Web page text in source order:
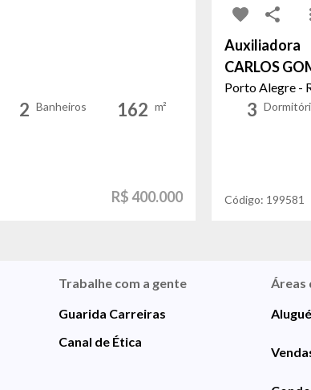
2 Banheiros 162 m²
R$ 400.000
Auxiliadora
CARLOS
Porto Alegre -
3
Código: 199581
Trabalhe com a gente
Guarida Carreiras
Canal de Ética
Áreas